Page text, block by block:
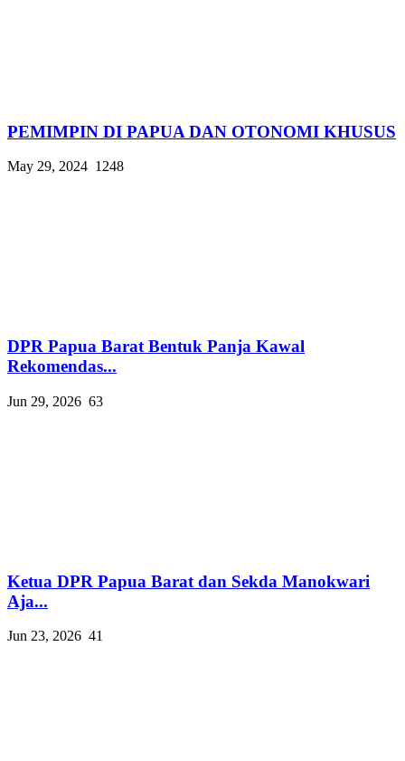
PEMIMPIN DI PAPUA DAN OTONOMI KHUSUS
May 29, 2024 1248
DPR Papua Barat Bentuk Panja Kawal
Rekomendas...
Jun 29, 2026 63
Ketua DPR Papua Barat dan Sekda Manokwari
Aja...
Jun 23, 2026 41